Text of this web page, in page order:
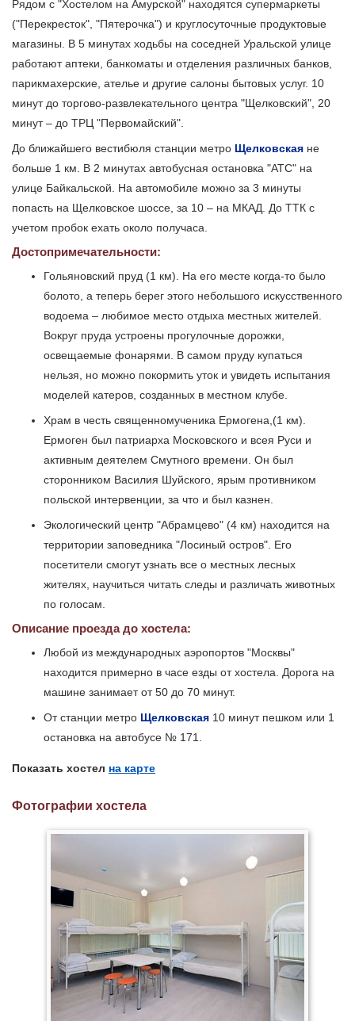
Рядом с "Хостелом на Амурской" находятся супермаркеты
("Перекресток", "Пятерочка") и круглосуточные продуктовые
магазины. В 5 минутах ходьбы на соседней Уральской улице
работают аптеки, банкоматы и отделения различных банков,
парикмахерские, ателье и другие салоны бытовых услуг. 10
минут до торгово-развлекательного центра "Щелковский", 20
минут – до ТРЦ "Первомайский".
До ближайшего вестибюля станции метро Щелковская не
больше 1 км. В 2 минутах автобусная остановка "АТС" на
улице Байкальской. На автомобиле можно за 3 минуты
попасть на Щелковское шоссе, за 10 – на МКАД. До ТТК с
учетом пробок ехать около получаса.
Достопримечательности:
Гольяновский пруд (1 км). На его месте когда-то было
болото, а теперь берег этого небольшого искусственного
водоема – любимое место отдыха местных жителей.
Вокруг пруда устроены прогулочные дорожки,
освещаемые фонарями. В самом пруду купаться
нельзя, но можно покормить уток и увидеть испытания
моделей катеров, созданных в местном клубе.
Храм в честь священномученика Ермогена,(1 км).
Ермоген был патриарха Московского и всея Руси и
активным деятелем Смутного времени. Он был
сторонником Василия Шуйского, ярым противником
польской интервенции, за что и был казнен.
Экологический центр "Абрамцево" (4 км) находится на
территории заповедника "Лосиный остров". Его
посетители смогут узнать все о местных лесных
жителях, научиться читать следы и различать животных
по голосам.
Описание проезда до хостела:
Любой из международных аэропортов "Москвы"
находится примерно в часе езды от хостела. Дорога на
машине занимает от 50 до 70 минут.
От станции метро Щелковская 10 минут пешком или 1
остановка на автобусе № 171.
Показать хостел на карте
Фотографии хостела